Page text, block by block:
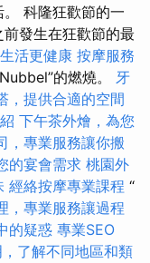
科隆狂歡節的一
發生在狂歡節的最
活更健康 按摩服務
Nubbel”的燃燒。 牙
，提供合適的空間
下午茶外燴，為您
，專業服務讓你搬
的宴會需求 桃園外
經絡按摩專業課程 “
，專業服務讓過程
的疑惑 專業SEO
了解不同地區和類